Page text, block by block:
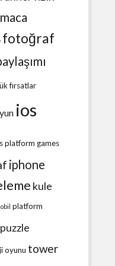
fotoğraf
fırsatlar
ios
platform games
iphone
kule
platform
puzzle
oyunu tower